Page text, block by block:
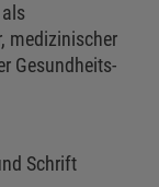
medizinischer
Gesundheits-
Schrift